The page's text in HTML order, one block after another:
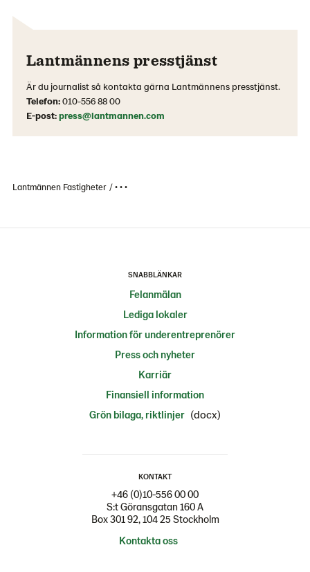
Lantmännens presstjänst
Är du journalist så kontakta gärna Lantmännens presstjänst.
Telefon:010-556 88 00
E-post:press@lantmannen.com
Lantmännen Fastigheter • • •
SNABBLÄNKAR
Felanmälan
Lediga lokaler
Information för underentreprenörer
Press och nyheter
Karriär
Finansiell information
Grön bilaga, riktlinjer (docx)
KONTAKT
+46 (0)10-556 00 00
S:t Göransgatan 160 A
Box 301 92, 104 25 Stockholm
Kontakta oss